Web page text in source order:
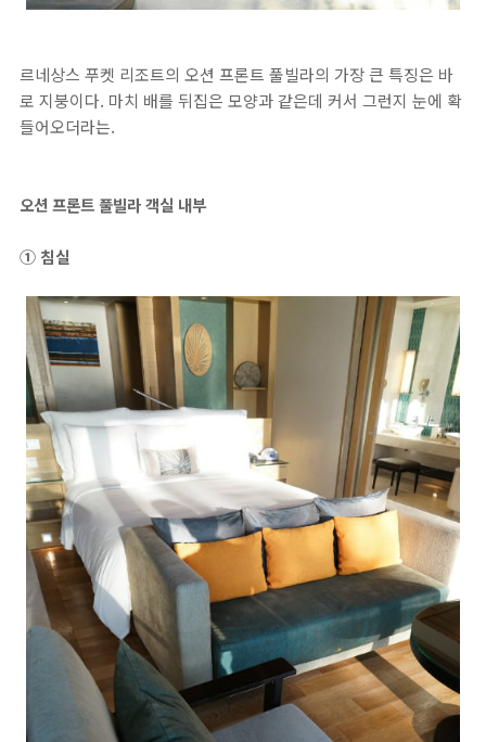
르네상스 푸켓 리조트의 오션 프론트 풀빌라의 가장 큰 특징은 바
로 지붕이다. 마치 배를 뒤집은 모양과 같은데 커서 그런지 눈에 확
들어오더라는.
오션 프론트 풀빌라 객실 내부
① 침실